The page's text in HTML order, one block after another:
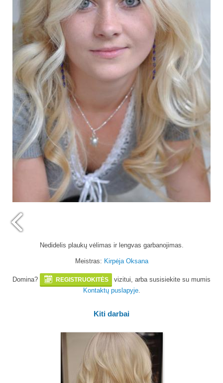
Nedidelis plaukų vėlimas ir lengvas garbanojimas.
Meistras: Kirpėja Oksana
Domina? REGISTRUOKITĖS
vizitui, arba susisiekite su mumis
Kontaktų puslapyje.
Kiti darbai